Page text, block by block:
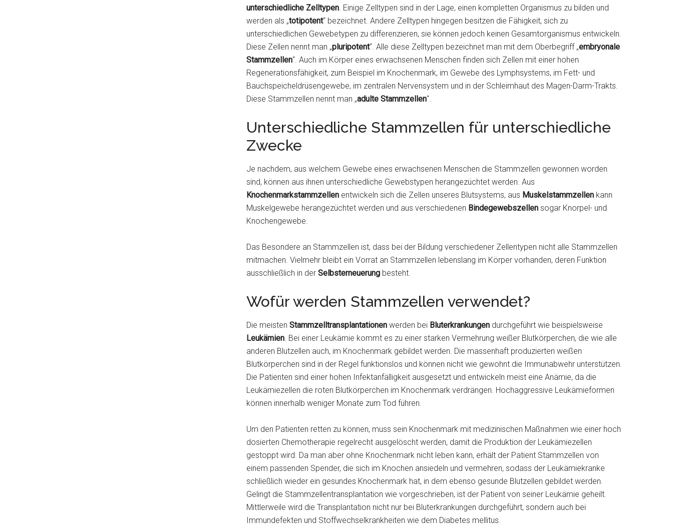
unterschiedliche Zelltypen. Einige Zelltypen sind in der Lage, einen kompletten Organismus zu bilden und
werden als „totipotent“ bezeichnet. Andere Zelltypen hingegen besitzen die Fähigkeit, sich zu
unterschiedlichen Gewebetypen zu differenzieren, sie können jedoch keinen Gesamtorganismus entwickeln.
Diese Zellen nennt man „pluripotent“. Alle diese Zelltypen bezeichnet man mit dem Oberbegriff „embryonale
Stammzellen“. Auch im Körper eines erwachsenen Menschen finden sich Zellen mit einer hohen
Regenerationsfähigkeit, zum Beispiel im Knochenmark, im Gewebe des Lymphsystems, im Fett- und
Bauchspeicheldrüsengewebe, im zentralen Nervensystem und in der Schleimhaut des Magen-Darm-Trakts.
Diese Stammzellen nennt man „adulte Stammzellen“.
Unterschiedliche Stammzellen für unterschiedliche
Zwecke
Je nachdem, aus welchem Gewebe eines erwachsenen Menschen die Stammzellen gewonnen worden
sind, können aus ihnen unterschiedliche Gewebstypen herangezüchtet werden. Aus
Knochenmarkstammzellen entwickeln sich die Zellen unseres Blutsystems, aus Muskelstammzellen kann
Muskelgewebe herangezüchtet werden und aus verschiedenen Bindegewebszellen sogar Knorpel- und
Knochengewebe.
Das Besondere an Stammzellen ist, dass bei der Bildung verschiedener Zellentypen nicht alle Stammzellen
mitmachen. Vielmehr bleibt ein Vorrat an Stammzellen lebenslang im Körper vorhanden, deren Funktion
ausschließlich in der Selbsterneuerung besteht.
Wofür werden Stammzellen verwendet?
Die meisten Stammzelltransplantationen werden bei Bluterkrankungen durchgeführt wie beispielsweise
Leukämien. Bei einer Leukämie kommt es zu einer starken Vermehrung weißer Blutkörperchen, die wie alle
anderen Blutzellen auch, im Knochenmark gebildet werden. Die massenhaft produzierten weißen
Blutkörperchen sind in der Regel funktionslos und können nicht wie gewohnt die Immunabwehr unterstützen.
Die Patienten sind einer hohen Infektanfälligkeit ausgesetzt und entwickeln meist eine Anämie, da die
Leukämiezellen die roten Blutkörperchen im Knochenmark verdrängen. Hochaggressive Leukämieformen
können innerhalb weniger Monate zum Tod führen.
Um den Patienten retten zu können, muss sein Knochenmark mit medizinischen Maßnahmen wie einer hoch
dosierten Chemotherapie regelrecht ausgelöscht werden, damit die Produktion der Leukämiezellen
gestoppt wird. Da man aber ohne Knochenmark nicht leben kann, erhält der Patient Stammzellen von
einem passenden Spender, die sich im Knochen ansiedeln und vermehren, sodass der Leukämiekranke
schließlich wieder ein gesundes Knochenmark hat, in dem ebenso gesunde Blutzellen gebildet werden.
Gelingt die Stammzellentransplantation wie vorgeschrieben, ist der Patient von seiner Leukämie geheilt.
Mittlerweile wird die Transplantation nicht nur bei Bluterkrankungen durchgeführt, sondern auch bei
Immundefekten und Stoffwechselkrankheiten wie dem Diabetes mellitus.